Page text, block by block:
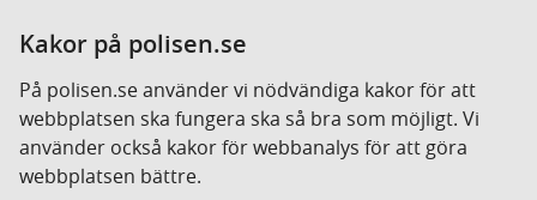
Kakor på polisen.se
På polisen.se använder vi nödvändiga kakor för att
webbplatsen ska fungera ska så bra som möjligt. Vi
använder också kakor för webbanalys för att göra
webbplatsen bättre.